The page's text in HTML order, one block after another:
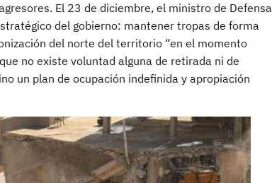
El 23 de diciembre, el ministro de Defensa
del gobierno: mantener tropas de forma
del norte del territorio “en el momento
no existe voluntad alguna de retirada ni de
un plan de ocupación indefinida y apropiación